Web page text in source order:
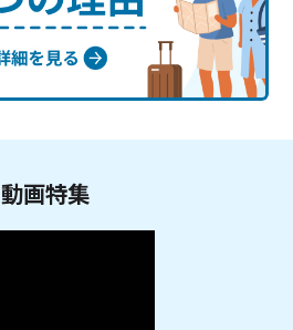
動画特集